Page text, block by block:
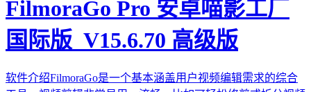
FilmoraGo Pro 安卓喵影工厂
国际版_V15.6.70 高级版
软件介绍FilmoraGo是一个基本涵盖用户视频编辑需求的综合